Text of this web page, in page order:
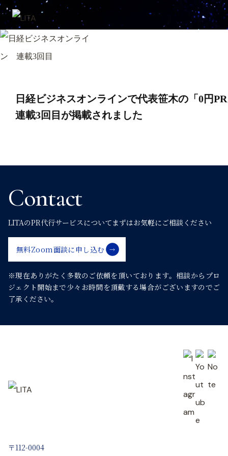
投
稿
ゲ
ー
シ
ョ
ン
日経ビジネスオンラインで代表笹木の「0円
連載3回目が掲載されました
Contact
LITAのPR代行サービスについてまずはお気軽にご相談ください
無料Zoom面談に申し込む
※現在ありがたく多数のご依頼を頂いております。相談からプロ
ジェクト開始まで少々お時間を頂戴する場合がございますのでご
了承ください。
〒112-0004